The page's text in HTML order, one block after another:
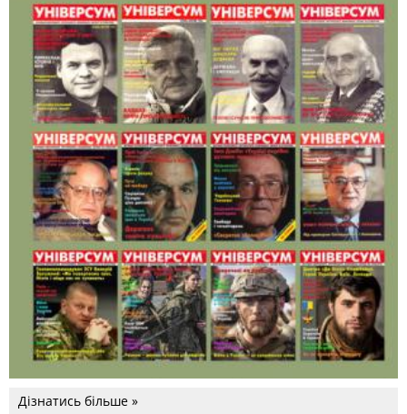
Дізнатись більше »